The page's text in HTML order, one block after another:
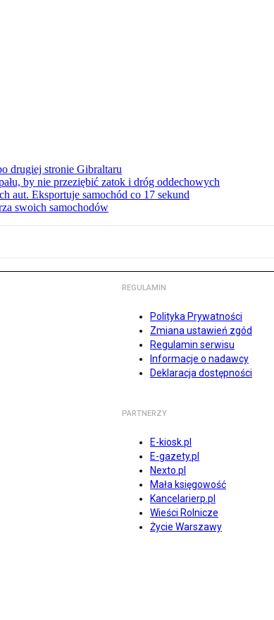
drugiej stronie Gibraltaru
by nie przeziębić zatok i dróg oddechowych
aut. Eksportuje samochód co 17 sekund
swoich samochodów
REGULAMIN
Polityka Prywatności
Zmiana ustawień zgód
Regulamin serwisu
Informacje o nadawcy
Deklaracja dostępności
PARTNERZY
E-kiosk.pl
E-gazety.pl
Nexto.pl
Mała księgowość
Kancelarierp.pl
Wieści Rolnicze
Życie Warszawy